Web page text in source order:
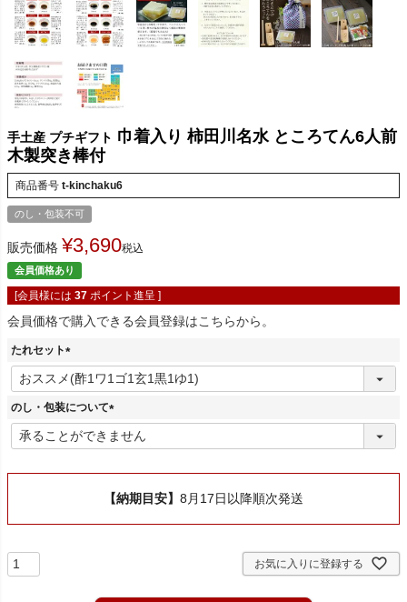
手土産 プチギフト 巾着入り 柿田川名水 ところてん6人前
木製突き棒付
商品番号 t-kinchaku6
のし・包装不可
販売価格 ¥3,690税込
会員価格あり
[会員様には 37 ポイント進呈 ]
会員価格で購入できる会員登録はこちらから。
たれセット
(
必
須
のし・包装について
(
必
)
【納期目安】 8月17日以降順次発送
お気に入りに登録する